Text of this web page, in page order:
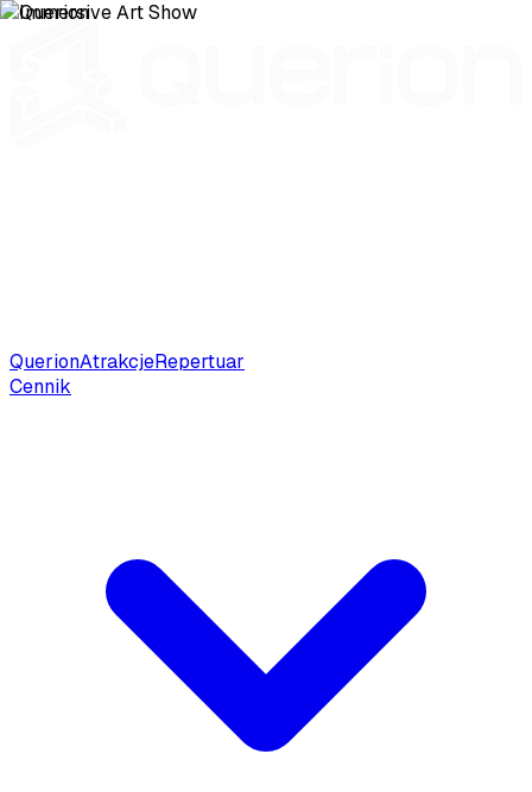
QuerionAtrakcjeRepertuar
Cennik